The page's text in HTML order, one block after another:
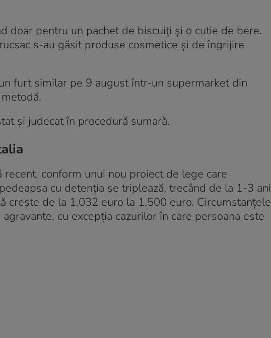
doar pentru un pachet de biscuiți și o cutie de bere.
s-au găsit produse cosmetice și de îngrijire
furt similar pe 9 august într-un supermarket din
și judecat în procedură sumară.
conform unui nou proiect de lege care
cu detenția se triplează, trecând de la 1-3 ani
crește de la 1.032 euro la 1.500 euro. Circumstanțele
cu excepția cazurilor în care persoana este